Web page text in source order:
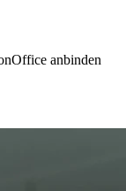
anbinden